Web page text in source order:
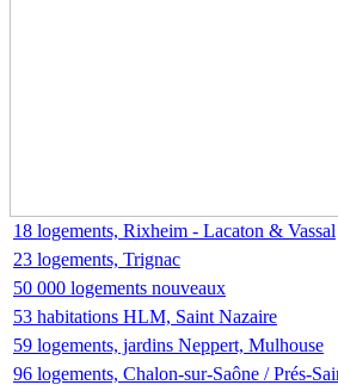
18 logements, Rixheim - Lacaton & Vassal
23 logements, Trignac
50 000 logements nouveaux
53 habitations HLM, Saint Nazaire
59 logements, jardins Neppert, Mulhouse
96 logements, Chalon-sur-Saône / Prés-